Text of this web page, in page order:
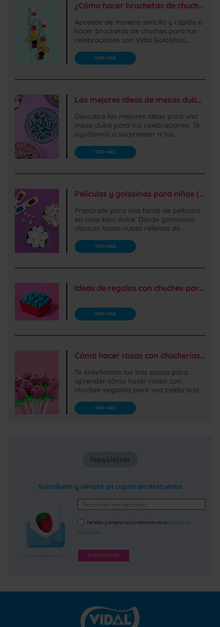
¿Cómo hacer brochetas de chuches fáciles de preparar?
Aprende de manera sencilla y rápida a
hacer brochetas de chuches para tus
celebraciones con Vidal Golosinas.
VER MÁS
Las mejores ideas de mesas dulces o Candy bars para celebraciones
Descubre las mejores ideas para una
mesa dulce para tus celebraciones. Te
ayudamos a sorprender a tus
deliciosas.
VER MÁS
Películas y golosinas para niños (y no tan niños)
Prepárate para una tarde de películas
en casa bien dulce. Desde gominolas
clásicas hasta nubes rellenas de
buscas!VER MÁS
Ideas de regalos con chuches para padres y madres
VER MÁS
Cómo hacer rosas con chucherías veganas de forma fácil y sencilla
Te enseñamos los tres pasos para
aprender cómo hacer rosas con
chuches veganas para una celebración.
minutos.VER MÁS
Newsletter
Suscríbete y llévate un cupón de descuento
He leído y acepto las condiciones de la política de
privacidad
SUSCRIBIRSE